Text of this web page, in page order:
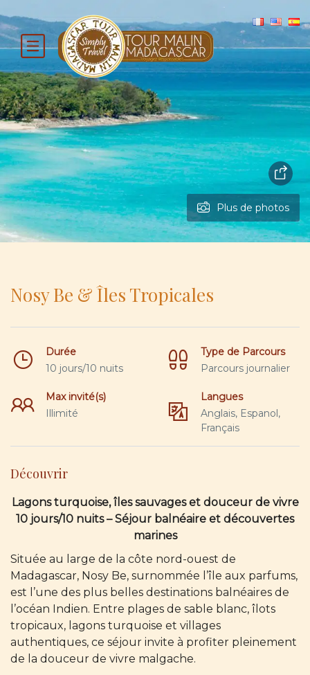
Plus de photos
Nosy Be & Îles Tropicales
Durée
10 jours/10 nuits
Type de Parcours
Parcours journalier
Max invité(s)
Illimité
Langues
Anglais, Espanol,
Français
Découvrir
Lagons turquoise, îles sauvages et douceur de vivre
10 jours/10 nuits – Séjour balnéaire et découvertes
marines
Située au large de la côte nord-ouest de
Madagascar, Nosy Be, surnommée l’île aux parfums,
est l’une des plus belles destinations balnéaires de
l’océan Indien. Entre plages de sable blanc, îlots
tropicaux, lagons turquoise et villages
authentiques, ce séjour invite à profiter pleinement
de la douceur de vivre malgache.